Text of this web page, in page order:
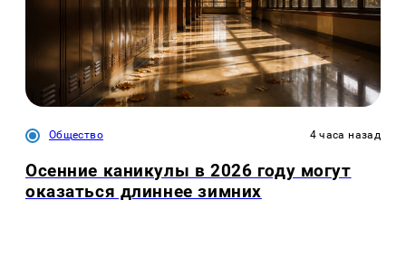
Общество 4 часа назад
Осенние каникулы в 2026 году могут
оказаться длиннее зимних